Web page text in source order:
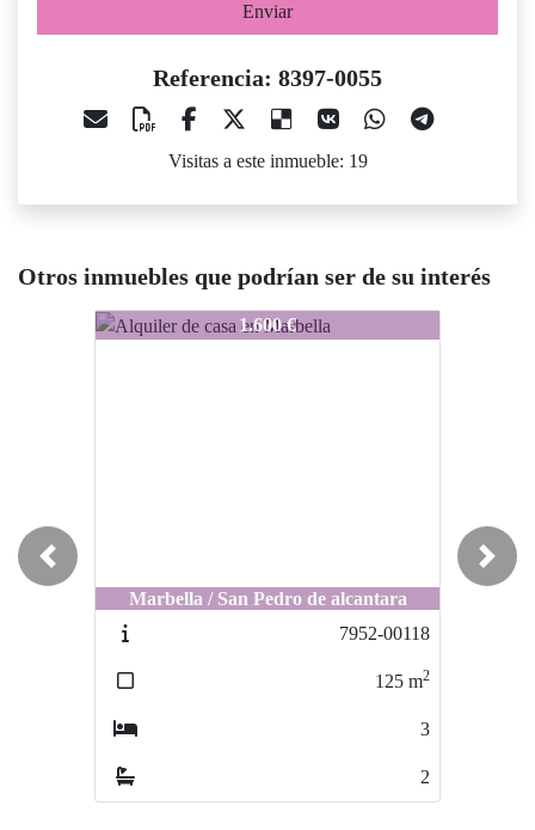
Enviar
Referencia: 8397-0055
Visitas a este inmueble: 19
Otros inmuebles que podrían ser de su interés
8397-0055
1.600 €
Marbella / San Pedro de alcantara
7952-00118
125m 2
8397-0055
Marbella / San Pedro de alcantara
Previous Next